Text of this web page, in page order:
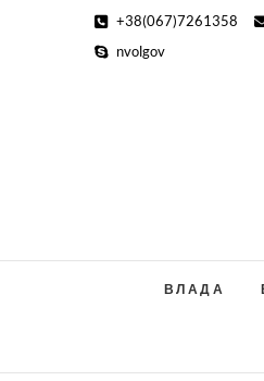
+38(067)7261358
nvolgov
ВЛАДА